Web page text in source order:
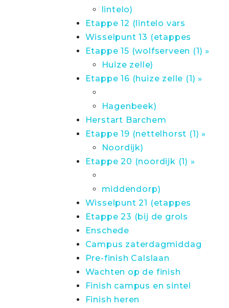
lintelo)
Etappe 12 (lintelo vars
Wisselpunt 13 (etappes
Etappe 15 (wolfserveen (1) »
Huize zelle)
Etappe 16 (huize zelle (1) »
Hagenbeek)
Herstart Barchem
Etappe 19 (nettelhorst (1) »
Noordijk)
Etappe 20 (noordijk (1) »
middendorp)
Wisselpunt 21 (etappes
Etappe 23 (bij de grols
Enschede
Campus zaterdagmiddag
Pre-finish Calslaan
Wachten op de finish
Finish campus en sintel
Finish heren